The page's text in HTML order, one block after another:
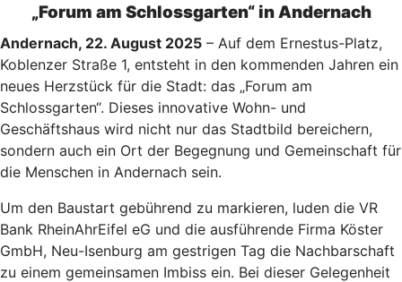
„Forum am Schlossgarten“ in Andernach
Andernach, 22. August 2025 – Auf dem Ernestus-Platz,
Koblenzer Straße 1, entsteht in den kommenden Jahren ein
neues Herzstück für die Stadt: das „Forum am
Schlossgarten“. Dieses innovative Wohn- und
Geschäftshaus wird nicht nur das Stadtbild bereichern,
sondern auch ein Ort der Begegnung und Gemeinschaft für
die Menschen in Andernach sein.
Um den Baustart gebührend zu markieren, luden die VR
Bank RheinAhrEifel eG und die ausführende Firma Köster
GmbH, Neu-Isenburg am gestrigen Tag die Nachbarschaft
zu einem gemeinsamen Imbiss ein. Bei dieser Gelegenheit